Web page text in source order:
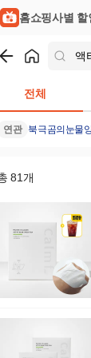
홈쇼핑사별 할
전체
연관 북극곰의눈물
81 개